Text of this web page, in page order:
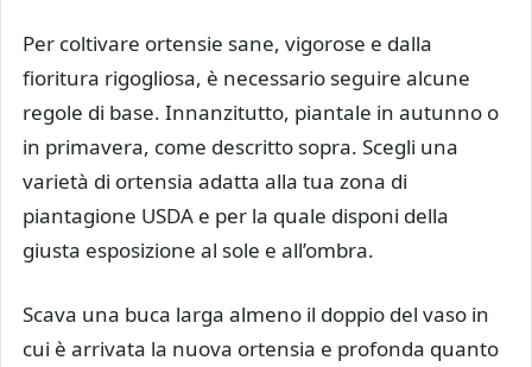
Per coltivare ortensie sane, vigorose e dalla
fioritura rigogliosa, è necessario seguire alcune
regole di base. Innanzitutto, piantale in autunno o
in primavera, come descritto sopra. Scegli una
varietà di ortensia adatta alla tua zona di
piantagione USDA e per la quale disponi della
giusta esposizione al sole e all’ombra.
Scava una buca larga almeno il doppio del vaso in
cui è arrivata la nuova ortensia e profonda quanto